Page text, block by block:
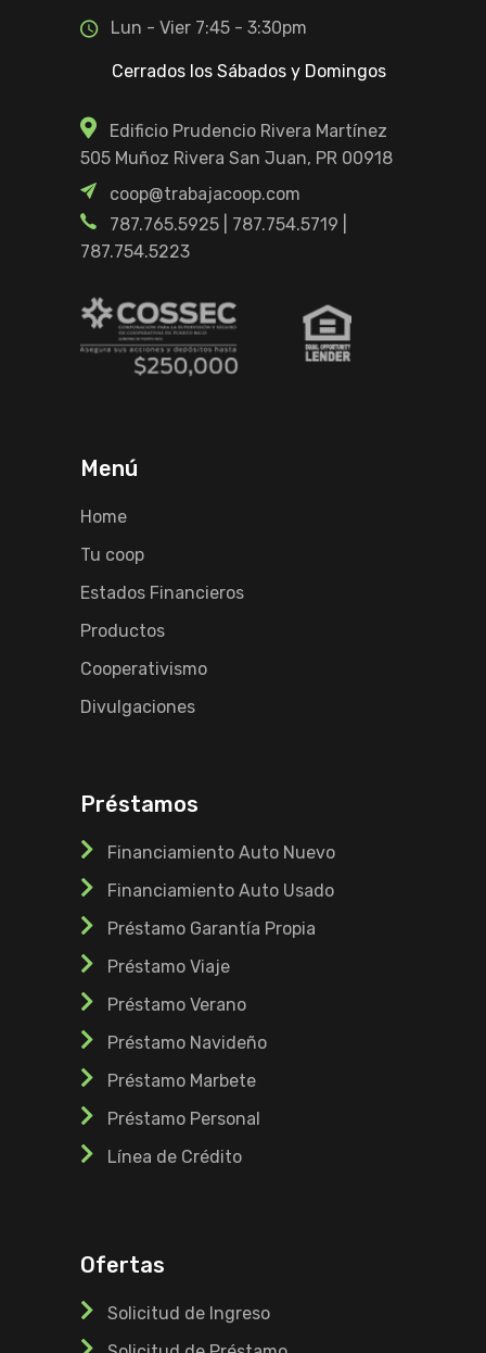
Lun - Vier 7:45 - 3:30pm
Cerrados los Sábados y Domingos
Edificio Prudencio Rivera Martínez
505 Muñoz Rivera San Juan, PR 00918
coop@trabajacoop.com
787.765.5925
787.754.5719
787.754.5223
Menú
Home
Tu coop
Estados Financieros
Productos
Cooperativismo
Divulgaciones
Préstamos
Financiamiento Auto Nuevo
Financiamiento Auto Usado
Préstamo Garantía Propia
Préstamo Viaje
Préstamo Verano
Préstamo Navideño
Préstamo Marbete
Préstamo Personal
Línea de Crédito
Ofertas
Solicitud de Ingreso